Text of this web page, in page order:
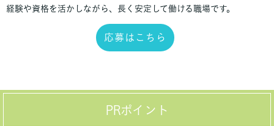
経験や資格を活かしながら、長く安定して働ける職場です。
応募はこちら
PRポイント